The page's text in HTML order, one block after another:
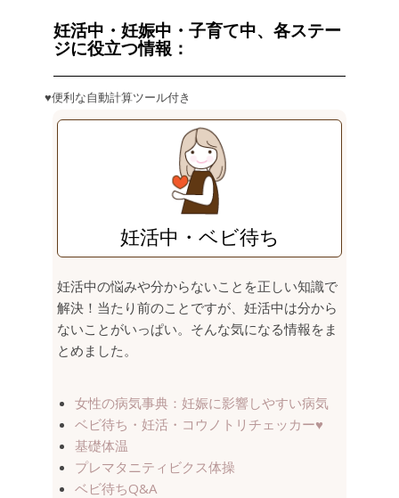
妊活中・妊娠中・子育て中、各ステー
ジに役立つ情報：
♥便利な自動計算ツール付き
妊活中・ベビ待ち
妊活中の悩みや分からないことを正しい知識で
解決！当たり前のことですが、妊活中は分から
ないことがいっぱい。そんな気になる情報をま
とめました。
女性の病気事典：妊娠に影響しやすい病気
ベビ待ち・妊活・コウノトリチェッカー♥
基礎体温
プレマタニティビクス体操
ベビ待ちQ&A